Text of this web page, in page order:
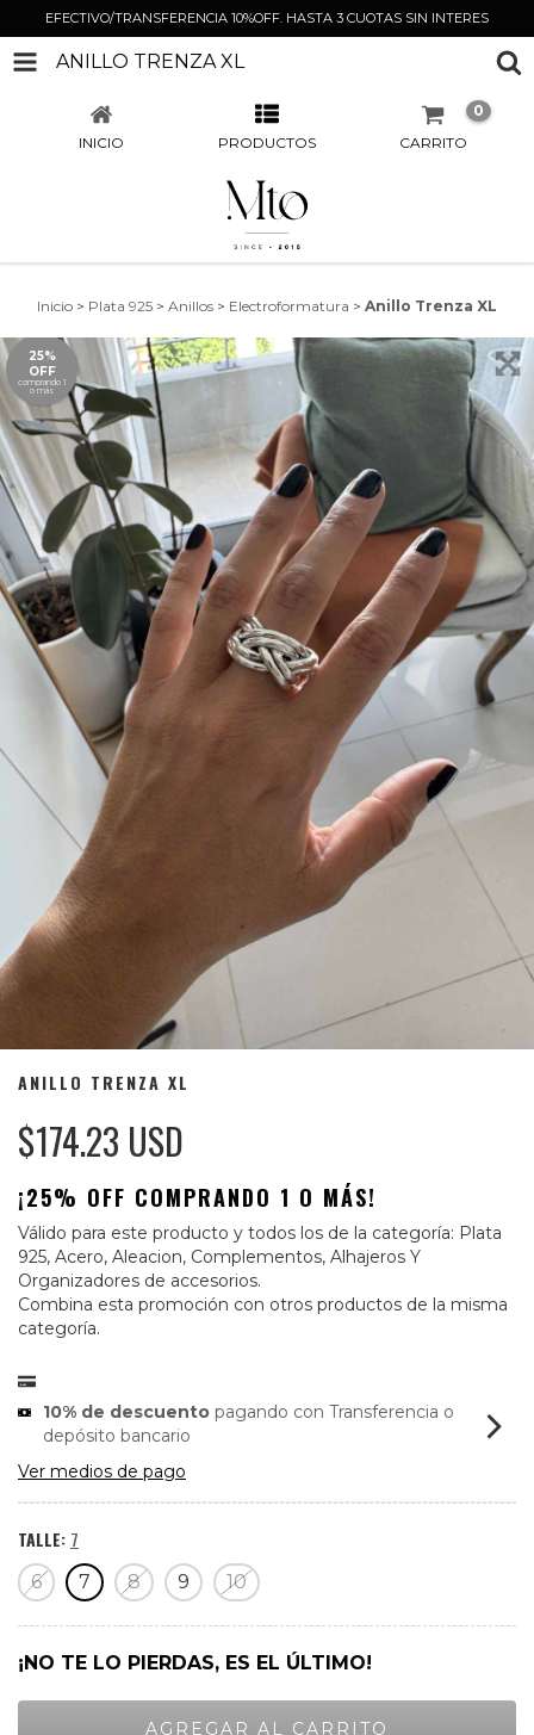
EFECTIVO/TRANSFERENCIA 10%OFF. HASTA 3 CUOTAS SIN INTERES
ANILLO TRENZA XL
INICIO PRODUCTOS CARRITO
0
Inicio > Plata 925 > Anillos > Electroformatura > Anillo Trenza XL
25%
OFF
comprando 1
o más
ANILLO TRENZA XL
$174.23 USD
¡25% OFF COMPRANDO 1 O MÁS!
Válido para este producto y todos los de la categoría: Plata
925, Acero, Aleacion, Complementos, Alhajeros Y
Organizadores de accesorios.
Combina esta promoción con otros productos de la misma
categoría.
10% de descuento pagando con Transferencia o
depósito bancario
Ver medios de pago
TALLE: 7
6 7 8 9 10
¡NO TE LO PIERDAS, ES EL ÚLTIMO!